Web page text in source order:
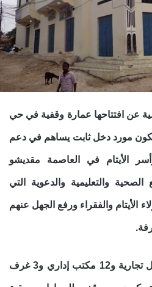
عن افتتاحها عمارة وقفية في حي
مورد دخل ثابت يساهم في دعم
الأيتام في العاصمة مقديشو
والتعليمية والدعوية التي
الأيتام والفقراء ورفع الجهل عنهم
وتشتمل العمارة على 9 محال تجارية و12 مكتب إداري و3 غرف